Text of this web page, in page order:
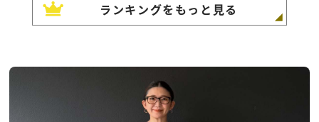
ランキングをもっと見る